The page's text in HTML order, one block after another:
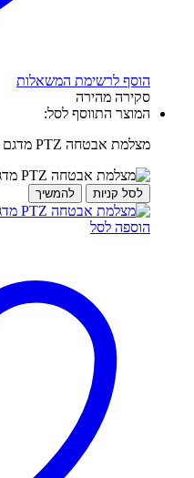
הוסף לרשימת המשאלות
סקירה מהירה
המוצר התווסף לסל:
מצלמת אבטחה PTZ מדגם SONY SNC-ER521
לסל קניות להמשיך
הוספה לסל